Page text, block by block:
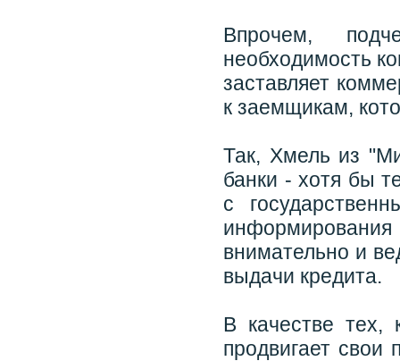
Впрочем,
необходимость
заставляет
к заемщикам,
Так, Хмель из
банки - хотя бы
с
внимательно и
выдачи кредита.
В качестве тех,
продвигает